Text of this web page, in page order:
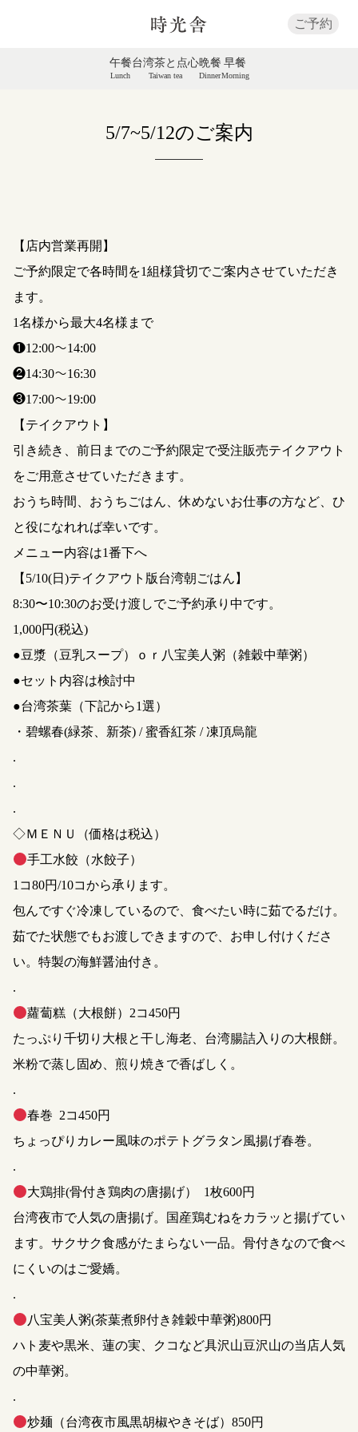
ご予約
午餐
Lunch
台湾茶と点心
Taiwan tea
晩餐
Dinner
早餐
Morning
5/7~5/12のご案内
【店内営業再開】
ご予約限定で各時間を1組様貸切でご案内させていただき
ます。
1名様から最大4名様まで
❶12:00〜14:00
❷14:30〜16:30
❸17:00〜19:00
【テイクアウト】
引き続き、前日までのご予約限定で受注販売テイクアウト
をご用意させていただきます。
おうち時間、おうちごはん、休めないお仕事の方など、ひ
と役になれれば幸いです。
メニュー内容は1番下へ
【5/10(日)テイクアウト版台湾朝ごはん】
8:30〜10:30のお受け渡しでご予約承り中です。
1,000円(税込)
●豆漿（豆乳スープ）ｏｒ八宝美人粥（雑穀中華粥）
●セット内容は検討中
●台湾茶葉（下記から1選）
・碧螺春(緑茶、新茶) / 蜜香紅茶 / 凍頂烏龍
.
.
.
◇ＭＥＮＵ（価格は税込）
手工水餃（水餃子）
1コ80円/10コから承ります。
包んですぐ冷凍しているので、食べたい時に茹でるだけ。
茹でた状態でもお渡しできますので、お申し付けくださ
い。特製の海鮮醤油付き。
.
蘿蔔糕（大根餅）2コ450円
たっぷり千切り大根と干し海老、台湾腸詰入りの大根餅。
米粉で蒸し固め、煎り焼きで香ばしく。
.
春巻 2コ450円
ちょっぴりカレー風味のポテトグラタン風揚げ春巻。
.
大鶏排(骨付き鶏肉の唐揚げ） 1枚600円
台湾夜市で人気の唐揚げ。国産鶏むねをカラッと揚げてい
ます。サクサク食感がたまらない一品。骨付きなので食べ
にくいのはご愛嬌。
.
八宝美人粥(茶葉煮卵付き雑穀中華粥)800円
ハト麦や黒米、蓮の実、クコなど具沢山豆沢山の当店人気
の中華粥。
.
炒麺（台湾夜市風黒胡椒やきそば）850円